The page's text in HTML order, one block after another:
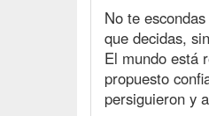
No te
que decidas,
El mundo está
propuesto
persiguieron y